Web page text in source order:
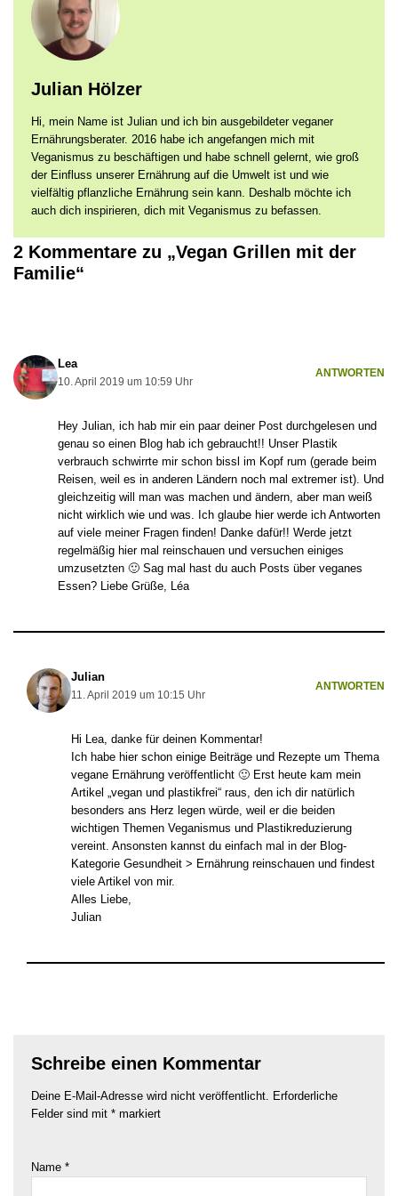
Julian Hölzer
Hi, mein Name ist Julian und ich bin ausgebildeter veganer
Ernährungsberater. 2016 habe ich angefangen mich mit
Veganismus zu beschäftigen und habe schnell gelernt, wie groß
der Einfluss unserer Ernährung auf die Umwelt ist und wie
vielfältig pflanzliche Ernährung sein kann. Deshalb möchte ich
auch dich inspirieren, dich mit Veganismus zu befassen.
2 Kommentare zu „Vegan Grillen mit der
Familie“
Lea
10. April 2019 um 10:59 Uhr
ANTWORTEN
Hey Julian, ich hab mir ein paar deiner Post durchgelesen und
genau so einen Blog hab ich gebraucht!! Unser Plastik
verbrauch schwirrte mir schon bissl im Kopf rum (gerade beim
Reisen, weil es in anderen Ländern noch mal extremer ist). Und
gleichzeitig will man was machen und ändern, aber man weiß
nicht wirklich wie und was. Ich glaube hier werde ich Antworten
auf viele meiner Fragen finden! Danke dafür!! Werde jetzt
regelmäßig hier mal reinschauen und versuchen einiges
umzusetzten 🙂 Sag mal hast du auch Posts über veganes
Essen? Liebe Grüße, Léa
Julian
11. April 2019 um 10:15 Uhr
ANTWORTEN
Hi Lea, danke für deinen Kommentar!
Ich habe hier schon einige Beiträge und Rezepte um Thema
vegane Ernährung veröffentlicht 🙂 Erst heute kam mein
Artikel „vegan und plastikfrei“ raus, den ich dir natürlich
besonders ans Herz legen würde, weil er die beiden
wichtigen Themen Veganismus und Plastikreduzierung
vereint. Ansonsten kannst du einfach mal in der Blog-
Kategorie Gesundheit > Ernährung reinschauen und findest
viele Artikel von mir.
Alles Liebe,
Julian
Schreibe einen Kommentar
Deine E-Mail-Adresse wird nicht veröffentlicht. Erforderliche
Felder sind mit * markiert
Name *